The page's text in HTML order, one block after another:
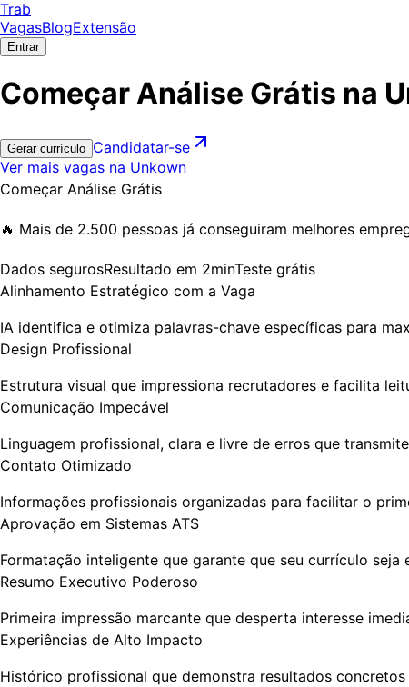
Trab
VagasBlogExtensão
Entrar
Começar Análise Grátis na
Gerar currículo Candidatar-se
Ver mais vagas na Unkown
Começar Análise Grátis
🔥 Mais de 2.500 pessoas já conseguiram melhores
Dados segurosResultado em 2minTeste grátis
Alinhamento Estratégico com a Vaga
IA identifica e otimiza palavras-chave específicas para
Design Profissional
Estrutura visual que impressiona recrutadores e facilita
Comunicação Impecável
Linguagem profissional, clara e livre de erros que
Contato Otimizado
Informações profissionais organizadas para facilitar o
Aprovação em Sistemas ATS
Formatação inteligente que garante que seu currículo seja
Resumo Executivo Poderoso
Primeira impressão marcante que desperta interesse
Experiências de Alto Impacto
Histórico profissional que demonstra resultados